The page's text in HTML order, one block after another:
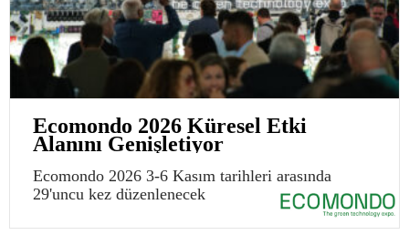
Ecomondo 2026 Küresel Etki
Alanını Genişletiyor
Ecomondo 2026 3-6 Kasım tarihleri arasında
29'uncu kez düzenlenecek